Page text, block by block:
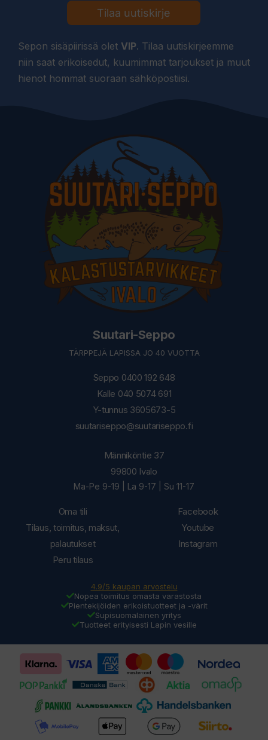
Tilaa uutiskirje
Sepon sisäpiirissä olet VIP. Tilaa uutiskirjeemme
niin saat erikoisedut, kuumimmat tarjoukset ja muut
hienot hommat suoraan sähköpostiisi.
Suutari-Seppo
TÄRPPEJÄ LAPISSA JO 40 VUOTTA
Seppo 0400 192 648
Kalle 040 5074 691
Y-tunnus 3605673-5
suutariseppo@suutariseppo.fi
Oma tili
Tilaus, toimitus, maksut,
palautukset
Peru tilaus
Männiköntie 37
99800 Ivalo
Ma-Pe 9-19 | La 9-17 | Su 11-17
Facebook
Youtube
Instagram
4.9/5 kaupan arvostelu
Nopea toimitus omasta varastosta
Pientekijöiden erikoistuotteet ja -värit
Supisuomalainen yritys
Tuotteet erityisesti Lapin vesille